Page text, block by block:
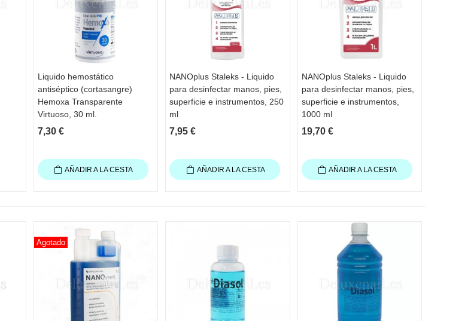
VISTA RÁPIDA
Liquido hemostático
antiséptico (cortasangre)
Hemoxa Transparente
Virtuoso, 30 ml.
7,30 €
AÑADIR A LA CESTA
VISTA RÁPIDA
NANOplus Staleks - Liquido
para desinfectar manos, pies,
superficie e instrumentos, 250
ml
7,95 €
AÑADIR A LA CESTA
VISTA RÁPIDA
NANOplus Staleks - Liquido
para desinfectar manos, pies,
superficie e instrumentos,
1000 ml
19,70 €
AÑADIR A LA CESTA
Agotado